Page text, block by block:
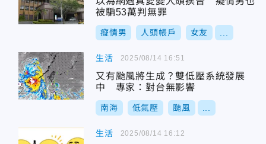
被騙53萬判無罪
癡情男 人頭帳戶 女友
生活
又有颱風將生成？雙低壓系統發展
中 專家：對台無影響
南海 低氣壓 颱風
2025/08/14 16:51
生活 2025/08/14 16:12